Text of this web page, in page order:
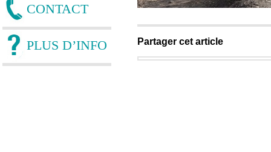
CONTACT
PLUS D’INFO Partager cet article